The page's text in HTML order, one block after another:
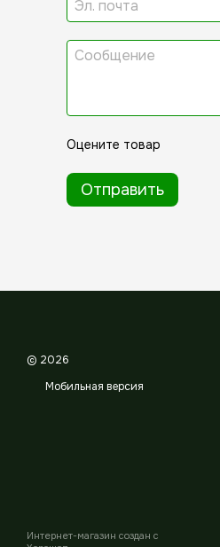
Оцените товар
Отправить
© 2026
Мобильная версия
Интернет-магазин создан с